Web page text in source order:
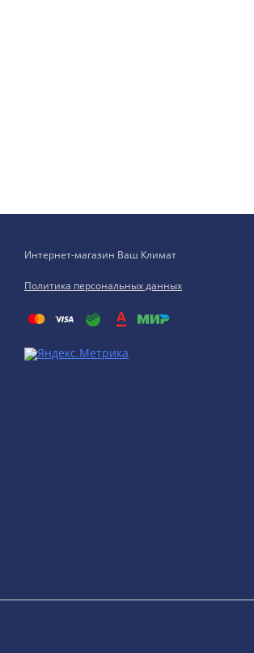
Интернет-магазин Ваш Климат
Политика персональных данных